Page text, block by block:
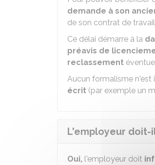
demande à son
de son contrat de
Ce délai démarre à la
préavis de
reclassement
Aucun formalisme n'est
écrit (par exemple un
L'employeur doit-
Oui, l'employeur doit